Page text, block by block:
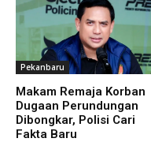
Pekanbaru
Makam Remaja Korban
Dugaan Perundungan
Dibongkar, Polisi Cari
Fakta Baru